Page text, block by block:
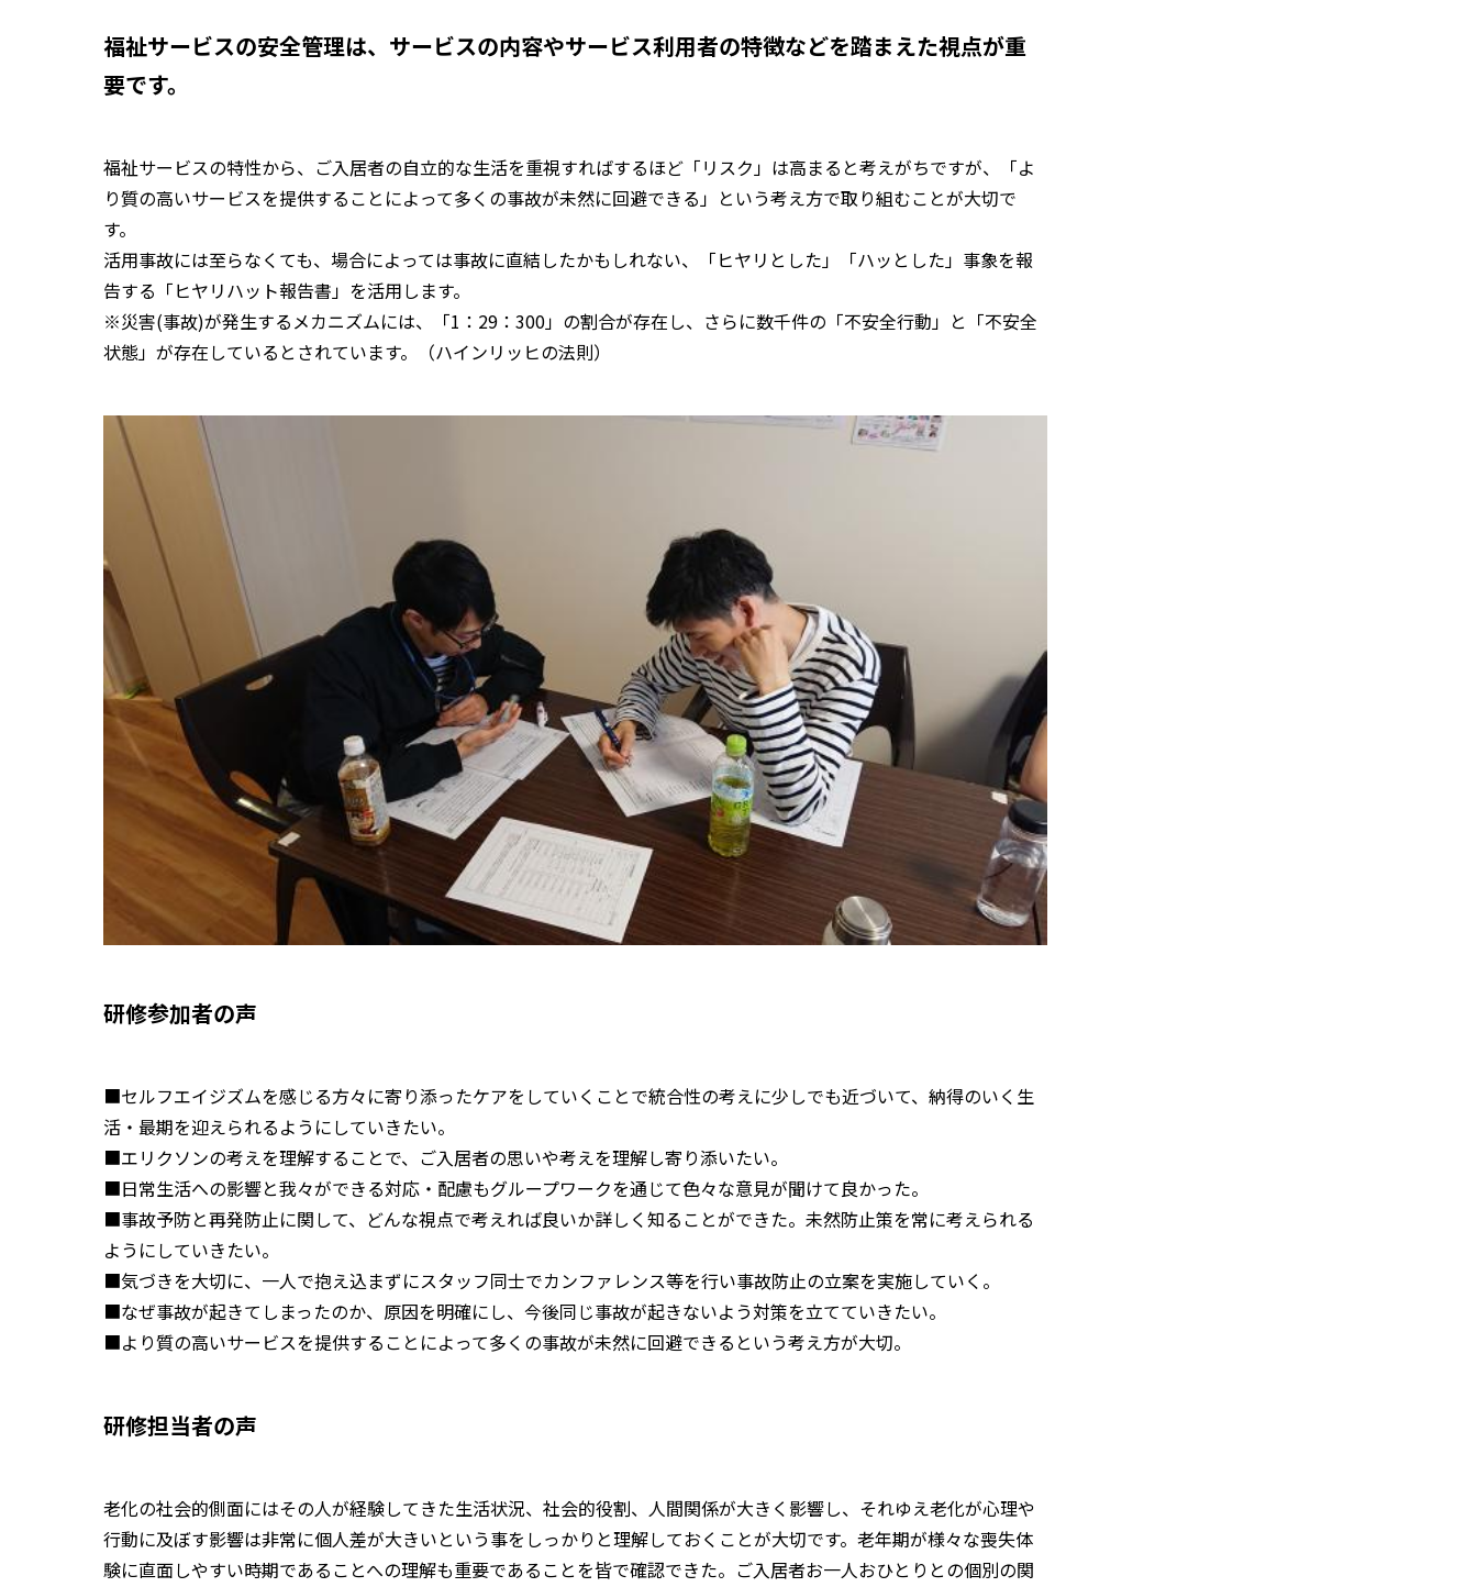
福祉サービスの安全管理は、サービスの内容やサービス利用者の特徴などを踏まえた視点が重
要です。
福祉サービスの特性から、ご入居者の自立的な生活を重視すればするほど「リスク」は高まると考えがちですが、「よ
り質の高いサービスを提供することによって多くの事故が未然に回避できる」という考え方で取り組むことが大切で
す。
活用事故には至らなくても、場合によっては事故に直結したかもしれない、「ヒヤリとした」「ハッとした」事象を報
告する「ヒヤリハット報告書」を活用します。
※災害(事故)が発生するメカニズムには、「1：29：300」の割合が存在し、さらに数千件の「不安全行動」と「不安全
状態」が存在しているとされています。（ハインリッヒの法則）
研修参加者の声
■セルフエイジズムを感じる方々に寄り添ったケアをしていくことで統合性の考えに少しでも近づいて、納得のいく生
活・最期を迎えられるようにしていきたい。
■エリクソンの考えを理解することで、ご入居者の思いや考えを理解し寄り添いたい。
■日常生活への影響と我々ができる対応・配慮もグループワークを通じて色々な意見が聞けて良かった。
■事故予防と再発防止に関して、どんな視点で考えれば良いか詳しく知ることができた。未然防止策を常に考えられる
ようにしていきたい。
■気づきを大切に、一人で抱え込まずにスタッフ同士でカンファレンス等を行い事故防止の立案を実施していく。
■なぜ事故が起きてしまったのか、原因を明確にし、今後同じ事故が起きないよう対策を立てていきたい。
■より質の高いサービスを提供することによって多くの事故が未然に回避できるという考え方が大切。
研修担当者の声
老化の社会的側面にはその人が経験してきた生活状況、社会的役割、人間関係が大きく影響し、それゆえ老化が心理や
行動に及ぼす影響は非常に個人差が大きいという事をしっかりと理解しておくことが大切です。老年期が様々な喪失体
験に直面しやすい時期であることへの理解も重要であることを皆で確認できた。ご入居者お一人おひとりとの個別の関